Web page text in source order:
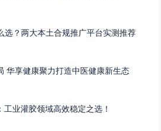
选？两大本土合规推广平台实测推荐
华享健康聚力打造中医健康新生态
业灌胶领域高效稳定之选！